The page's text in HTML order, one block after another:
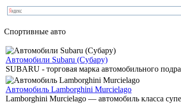
Спортивные авто
Автомобили Subaru (Субару)
SUBARU - торговая марка автомобильного
Автомобиль Lamborghini Murcielago
Lamborghini Murcielago — автомобиль класса